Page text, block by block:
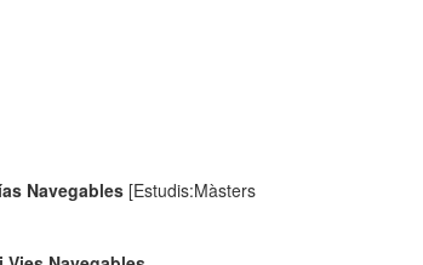
Navegables [Estudis:Màsters